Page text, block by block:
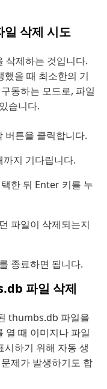
일 삭제 시도
삭제하는 것입니다.
을 때 최소한의 기
동하는 모드로, 파일
습니다.
버튼을 클릭합니다.
지 기다립니다.
한 뒤 Enter 키를 누
파일이 삭제되는지
종료하면 됩니다.
파일 삭제
thumbs.db 파일을
열 때 이미지나 파일
하기 위해 자동 생
제가 발생하기도 합